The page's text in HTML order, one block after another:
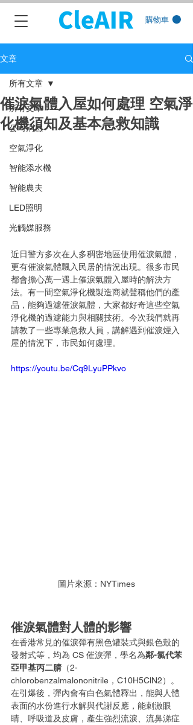
購物車
文章
所有文章
公司消息
空氣淨化
智能添水機
智能農夫
LED照明
光觸媒服務
所有文章
催淚氣體入屋如何處理 空氣淨
化機須知及基本急救知識
近日警方多次在人多稠密地區使用催淚氣體，
更有催淚氣體飄入民居的情況出現。很多市民
都會擔心萬一遇上催淚氣體入屋時的解決方
法。有一間空氣淨化機製造商就聲稱他們的產
品，能夠過濾催淚氣體，大家都好奇這些空氣
淨化機的過濾能力與相關技術。今次我們就再
請教了一些專業急救人員，講解遇到催淚煙入
屋的情況下，市民如何處理。
https://youtu.be/Cq9LyuPPkvo
圖片來源：NYTimes
催淚氣體對人體的影響
在香港常見的催淚彈有黑色罐裝式與銀色殼的
發射式等，均為 CS 催淚彈，學名為鄰-氯代苯
亞甲基丙二腈 （2-
chlorobenzalmalononitrile，C10H5ClN2）。
在引爆後，彈內會有白色氣體釋出，能與人體
表面的水份進行水解與代謝反應，能刺激眼
睛、呼吸道及皮膚，產生強烈流淚、流鼻涕症